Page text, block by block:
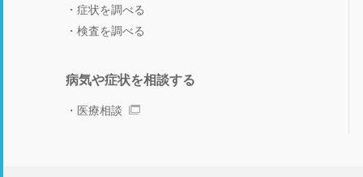
症状を調べる
検査を調べる
病気や症状を相談する
医療相談